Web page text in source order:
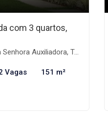
com 3 quartos,
Auxiliadora, Tremembé-SP
Vagas 151 m²